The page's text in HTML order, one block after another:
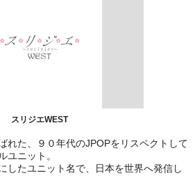
スリジエWEST
れた、９０年代のJPOPをリスペクトして
ユニット。
したユニット名で、日本を世界へ発信し